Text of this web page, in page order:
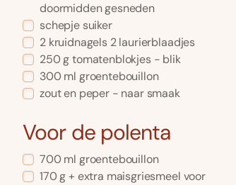
doormidden gesneden
schepje suiker
2 kruidnagels 2 laurierblaadjes
250 g tomatenblokjes - blik
300 ml groentebouillon
zout en peper - naar smaak
Voor de polenta
700 ml groentebouillon
170 g + extra maisgriesmeel voor